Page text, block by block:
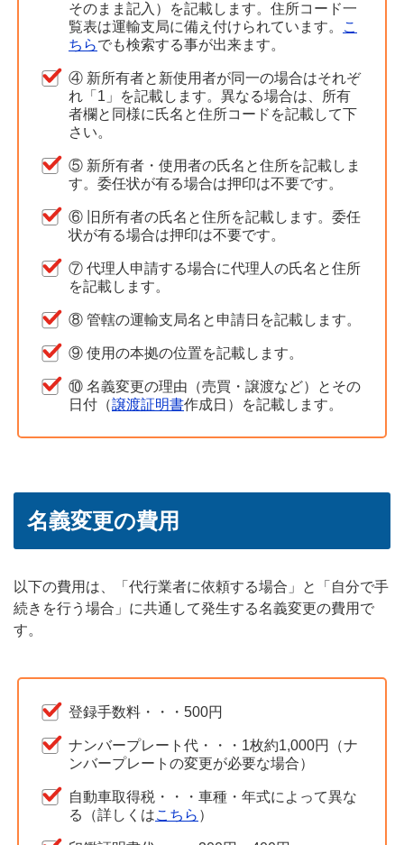
そのまま記入）を記載します。住所コード一
覧表は運輸支局に備え付けられています。
こ
ちらでも検索する事が出来ます。
④ 新所有者と新使用者が同一の場合はそれぞ
れ「1」を記載します。異なる場合は、所有
者欄と同様に氏名と住所コードを記載して下
さい。
⑤ 新所有者・使用者の氏名と住所を記載しま
す。委任状が有る場合は押印は不要です。
⑥ 旧所有者の氏名と住所を記載します。委任
状が有る場合は押印は不要です。
⑦ 代理人申請する場合に代理人の氏名と住所
を記載します。
⑧ 管轄の運輸支局名と申請日を記載します。
⑨ 使用の本拠の位置を記載します。
⑩ 名義変更の理由（売買・譲渡など）とその
日付（譲渡証明書作成日）を記載します。
名義変更の費用
以下の費用は、「代行業者に依頼する場合」と「自分で手
続きを行う場合」に共通して発生する名義変更の費用で
す。
登録手数料・・・500円
ナンバープレート代・・・1枚約1,000円（ナ
ンバープレートの変更が必要な場合）
自動車取得税・・・車種・年式によって異な
る（詳しくはこちら ）